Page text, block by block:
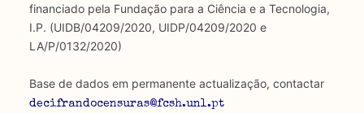
financiado pela Fundação para a Ciência e a Tecnologia,
I.P. (UIDB/04209/2020, UIDP/04209/2020 e
LA/P/0132/2020)
Base de dados em permanente actualização, contactar
decifrandocensuras@fcsh.unl.pt